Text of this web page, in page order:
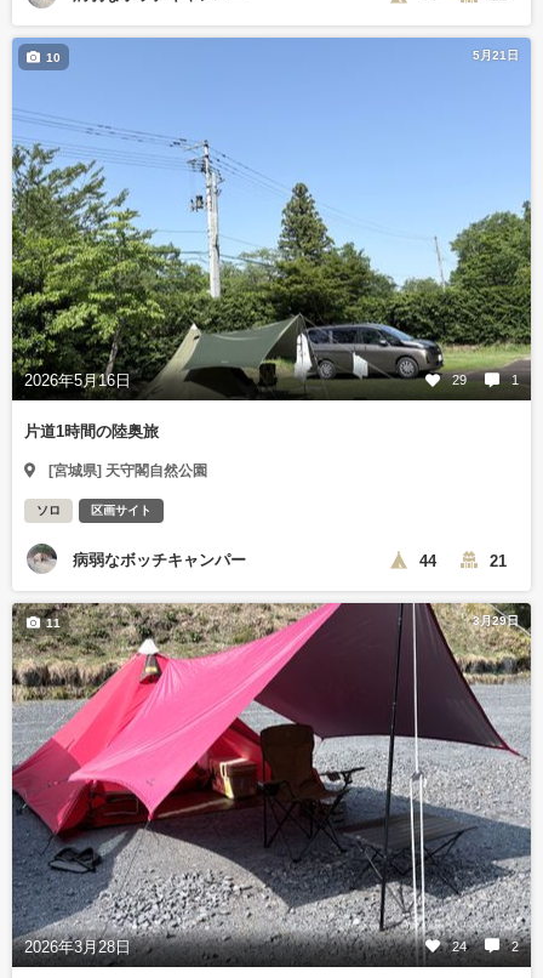
5月21日
2026年5月16日 29 1
10
片道1時間の陸奥旅
[宮城県] 天守閣自然公園
ソロ 区画サイト
病弱なボッチキャンパー 44 21
3月29日
2026年3月28日 24 2
11